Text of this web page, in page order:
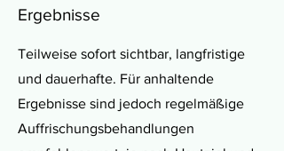
Ergebnisse
Teilweise sofort sichtbar, langfristige
und dauerhafte. Für anhaltende
Ergebnisse sind jedoch regelmäßige
Auffrischungsbehandlungen